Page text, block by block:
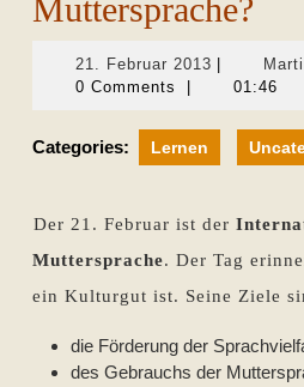
Muttersprache?
21. Februar 2013 21.
Februar
0 Comments
01:46
Categories: Lernen
Der 21. Februar ist der
Muttersprache. Der Tag
ein Kulturgut ist. Seine Ziele
die Förderung der
des Gebrauchs der